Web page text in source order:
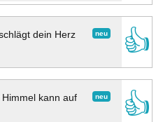
neu
dein Herz
👍
neu
Himmel kann auf
👍